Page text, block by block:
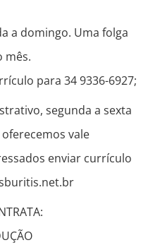
a domingo. Uma folga
mês.
para 34 9336-6927;
segunda a sexta
vale
enviar currículo